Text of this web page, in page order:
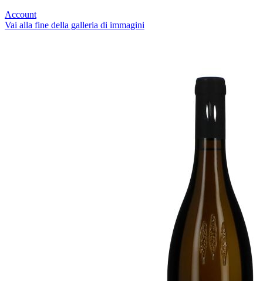
Account
Vai alla fine della galleria di immagini